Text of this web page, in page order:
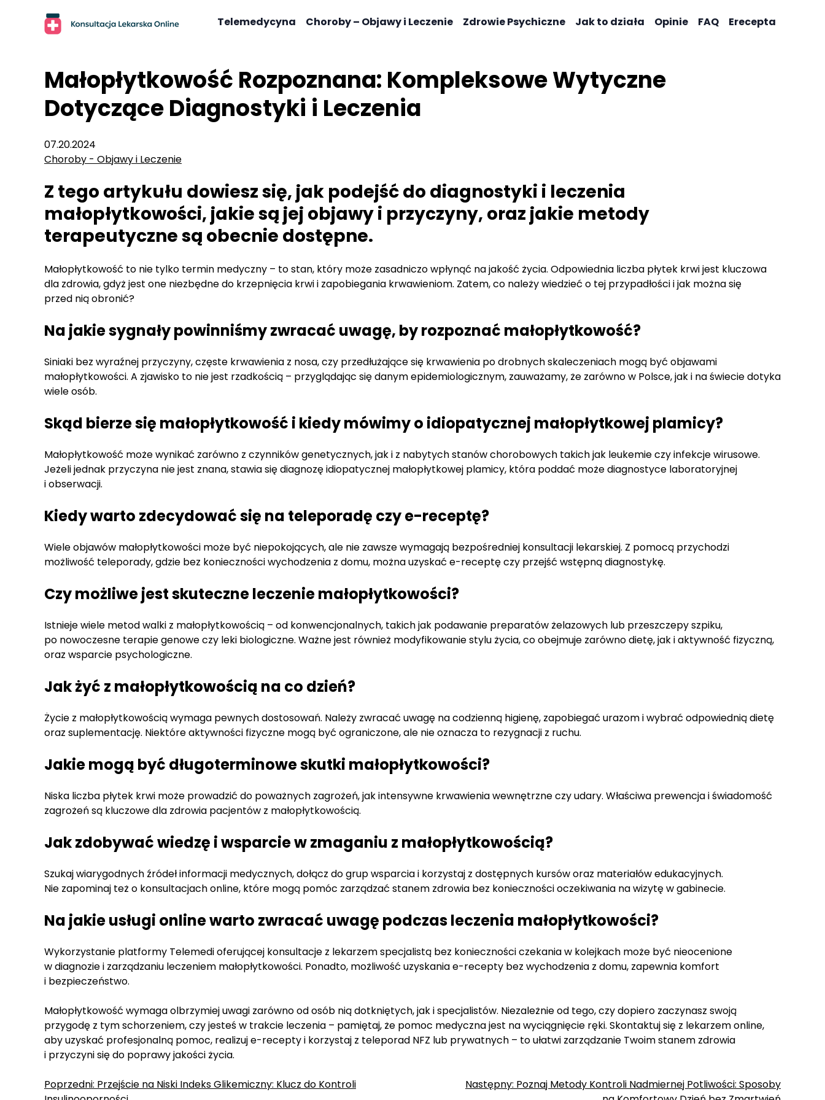
Telemedycyna Choroby – Objawy i Leczenie Zdrowie Psychiczne Jak to działa Opinie FAQ Erecepta
Małopłytkowość Rozpoznana: Kompleksowe Wytyczne
Dotyczące Diagnostyki i Leczenia
07.20.2024
Choroby - Objawy i Leczenie
Z tego artykułu dowiesz się, jak podejść do diagnostyki i leczenia
małopłytkowości, jakie są jej objawy i przyczyny, oraz jakie metody
terapeutyczne są obecnie dostępne.
Małopłytkowość to nie tylko termin medyczny – to stan, który może zasadniczo wpłynąć na jakość życia. Odpowiednia liczba płytek krwi jest kluczowa
dla zdrowia, gdyż jest one niezbędne do krzepnięcia krwi i zapobiegania krwawieniom. Zatem, co należy wiedzieć o tej przypadłości i jak można się
przed nią obronić?
Na jakie sygnały powinniśmy zwracać uwagę, by rozpoznać małopłytkowość?
Siniaki bez wyraźnej przyczyny, częste krwawienia z nosa, czy przedłużające się krwawienia po drobnych skaleczeniach mogą być objawami
małopłytkowości. A zjawisko to nie jest rzadkością – przyglądając się danym epidemiologicznym, zauważamy, że zarówno w Polsce, jak i na świecie dotyka
wiele osób.
Skąd bierze się małopłytkowość i kiedy mówimy o idiopatycznej małopłytkowej plamicy?
Małopłytkowość może wynikać zarówno z czynników genetycznych, jak i z nabytych stanów chorobowych takich jak leukemie czy infekcje wirusowe.
Jeżeli jednak przyczyna nie jest znana, stawia się diagnozę idiopatycznej małopłytkowej plamicy, która poddać może diagnostyce laboratoryjnej
i obserwacji.
Kiedy warto zdecydować się na teleporadę czy e-receptę?
Wiele objawów małopłytkowości może być niepokojących, ale nie zawsze wymagają bezpośredniej konsultacji lekarskiej. Z pomocą przychodzi
możliwość teleporady, gdzie bez konieczności wychodzenia z domu, można uzyskać e-receptę czy przejść wstępną diagnostykę.
Czy możliwe jest skuteczne leczenie małopłytkowości?
Istnieje wiele metod walki z małopłytkowością – od konwencjonalnych, takich jak podawanie preparatów żelazowych lub przeszczepy szpiku,
po nowoczesne terapie genowe czy leki biologiczne. Ważne jest również modyfikowanie stylu życia, co obejmuje zarówno dietę, jak i aktywność fizyczną,
oraz wsparcie psychologiczne.
Jak żyć z małopłytkowością na co dzień?
Życie z małopłytkowością wymaga pewnych dostosowań. Należy zwracać uwagę na codzienną higienę, zapobiegać urazom i wybrać odpowiednią dietę
oraz suplementację. Niektóre aktywności fizyczne mogą być ograniczone, ale nie oznacza to rezygnacji z ruchu.
Jakie mogą być długoterminowe skutki małopłytkowości?
Niska liczba płytek krwi może prowadzić do poważnych zagrożeń, jak intensywne krwawienia wewnętrzne czy udary. Właściwa prewencja i świadomość
zagrożeń są kluczowe dla zdrowia pacjentów z małopłytkowością.
Jak zdobywać wiedzę i wsparcie w zmaganiu z małopłytkowością?
Szukaj wiarygodnych źródeł informacji medycznych, dołącz do grup wsparcia i korzystaj z dostępnych kursów oraz materiałów edukacyjnych.
Nie zapominaj też o konsultacjach online, które mogą pomóc zarządzać stanem zdrowia bez konieczności oczekiwania na wizytę w gabinecie.
Na jakie usługi online warto zwracać uwagę podczas leczenia małopłytkowości?
Wykorzystanie platformy Telemedi oferującej konsultacje z lekarzem specjalistą bez konieczności czekania w kolejkach może być nieocenione
w diagnozie i zarządzaniu leczeniem małopłytkowości. Ponadto, możliwość uzyskania e-recepty bez wychodzenia z domu, zapewnia komfort
i bezpieczeństwo.
Małopłytkowość wymaga olbrzymiej uwagi zarówno od osób nią dotkniętych, jak i specjalistów. Niezależnie od tego, czy dopiero zaczynasz swoją
przygodę z tym schorzeniem, czy jesteś w trakcie leczenia – pamiętaj, że pomoc medyczna jest na wyciągnięcie ręki. Skontaktuj się z lekarzem online,
aby uzyskać profesjonalną pomoc, realizuj e-recepty i korzystaj z teleporad NFZ lub prywatnych – to ułatwi zarządzanie Twoim stanem zdrowia
i przyczyni się do poprawy jakości życia.
Zobacz
Poprzedni: Przejście na Niski Indeks Glikemiczny: Klucz do Kontroli
Następny: Poznaj Metody Kontroli Nadmiernej Potliwości: Sposoby